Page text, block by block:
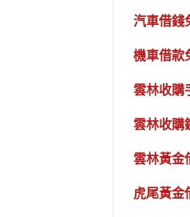
汽車借錢
機車借款
雲林收購
雲林收購
雲林黃金
虎尾黃金